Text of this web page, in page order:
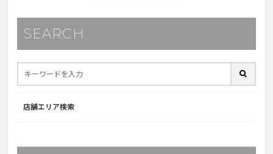
SEARCH
店舗エリア検索